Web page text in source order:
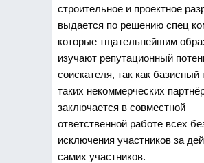
строительное и проектное
выдается по решению спец
которые тщательнейшим
изучают репутационный
соискателя, так как базисный
таких некоммерческих
заключается в совместной
ответственной работе всех
исключения участников за
самих участников.